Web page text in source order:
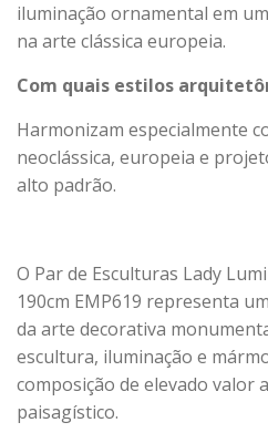
iluminação ornamental em
na arte clássica europeia.
Com quais estilos
Harmonizam especialmente
neoclássica, europeia e
alto padrão.
O Par de Esculturas Lady
190cm EMP619 representa
da arte decorativa
escultura, iluminação e
composição de elevado valor
paisagístico.